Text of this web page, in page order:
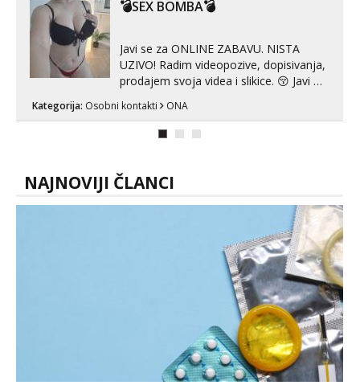
💣SEX BOMBA💣
Javi se za ONLINE ZABAVU. NISTA
UZIVO! Radim videopozive, dopisivanja,
prodajem svoja videa i slikice. 😚 Javi mi
Telegram. +385 91 723 0045
Kategorija: Osobni kontakti ONA
NAJNOVIJI ČLANCI